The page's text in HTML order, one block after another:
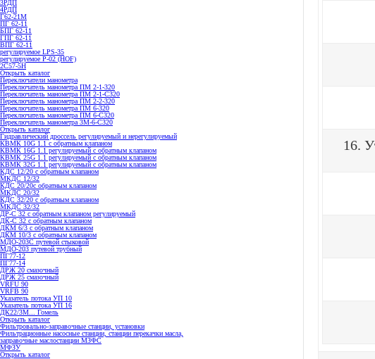
3РДП
4РДП
Г62-21М
ПГ 62-11
БПГ 62-11
ГПГ 62-11
ВПГ 62-11
регулируемое LPS-35
регулируемое P-02 (HOF)
2С57-5Н
Открыть каталог
Переключатели манометра
Переключатель манометра ПМ 2-1-320
Переключатель манометра ПМ 2-1-С320
Переключатель манометра ПМ 2-2-320
Переключатель манометра ПМ 6-320
Переключатель манометра ПМ 6-С320
Переключатель манометра 3M-6-C320
Открыть каталог
Гидравлический дроссель регулируемый и нерегулируемый
КВМК 10G 1.1 с обратным клапаном
КВМК 16G 1.1 регулируемый с обратным клапаном
КВМК 25G 1.1 регулируемый с обратным клапаном
КВМК 32G 1.1 регулируемый с обратным клапаном
КДC 12/20 с обратным клапаном
МКДС 12/32
КДC 20/20с обратным клапаном
МКДС 20/32
КДC 32/20 с обратным клапаном
МКДС 32/32
ДР-С 32 с обратным клапаном регулируемый
ДК-С 32 с обратным клапаном
ДКМ 6/3 с обратным клапаном
ДКМ 10/3 с обратным клапаном
МДО-203С путевой стыковой
МДО-203 путевой трубный
ПГ77-12
ПГ77-14
ДРЖ 20 смазочный
ДРЖ 25 смазочный
VRFU 90
VRFВ 90
Указатель потока УП 10
Указатель потока УП 16
ДК22/3М... Гомель
Открыть каталог
Фильтровально-заправочные станции, установки
Фильтрационные насосные станции, станции перекачки масла,
заправочные маслостанции МЗФС
МФЗУ
Открыть каталог
16.